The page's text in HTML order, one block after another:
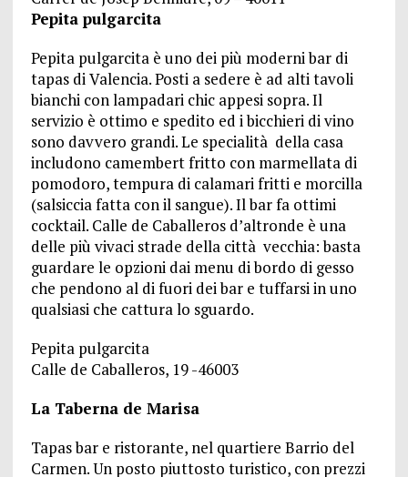
Pepita pulgarcita
Pepita pulgarcita è uno dei più moderni bar di
tapas di Valencia. Posti a sedere è ad alti tavoli
bianchi con lampadari chic appesi sopra. Il
servizio è ottimo e spedito ed i bicchieri di vino
sono davvero grandi. Le specialità della casa
includono camembert fritto con marmellata di
pomodoro, tempura di calamari fritti e morcilla
(salsiccia fatta con il sangue). Il bar fa ottimi
cocktail. Calle de Caballeros d’altronde è una
delle più vivaci strade della città vecchia: basta
guardare le opzioni dai menu di bordo di gesso
che pendono al di fuori dei bar e tuffarsi in uno
qualsiasi che cattura lo sguardo.
Pepita pulgarcita
Calle de Caballeros, 19 -46003
La Taberna de Marisa
Tapas bar e ristorante, nel quartiere Barrio del
Carmen. Un posto piuttosto turistico, con prezzi